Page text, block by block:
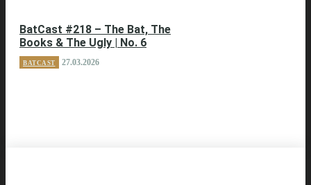
BatCast #218 – The Bat, The
Books & The Ugly | No. 6
BATCAST 27.03.2026